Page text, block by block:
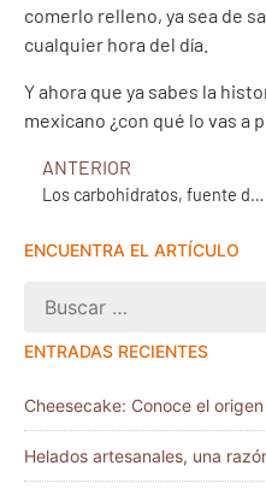
comerlo relleno, ya sea de
cualquier hora del día.
Y ahora que ya sabes la
mexicano ¿con qué lo vas a
ANTERIOR
Los carbohidratos, fuente de energía
ENCUENTRA EL ARTÍCULO
ENTRADAS RECIENTES
Cheesecake: Conoce el
Helados artesanales, una